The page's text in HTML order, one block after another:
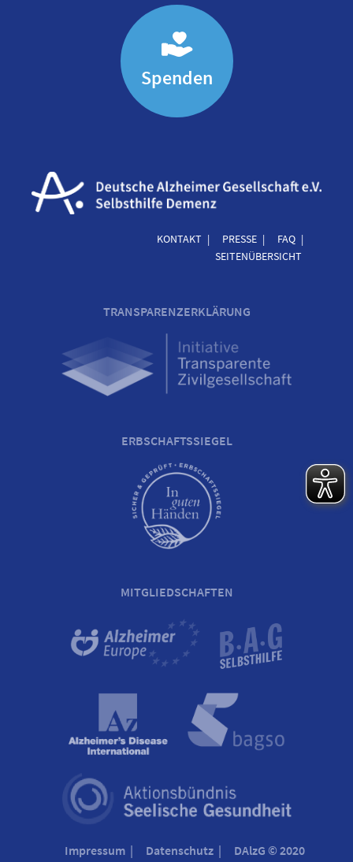
Spenden
KONTAKT PRESSE
FAQ
SEITENÜBERSICHT
TRANSPARENZERKLÄRUNG
ERBSCHAFTSSIEGEL
MITGLIEDSCHAFTEN
Impressum Datenschutz DAlzG © 2020